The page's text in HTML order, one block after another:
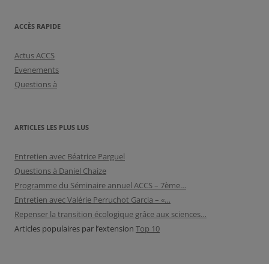
ACCÈS RAPIDE
Actus ACCS
Evenements
Questions à
ARTICLES LES PLUS LUS
Entretien avec Béatrice Parguel
Questions à Daniel Chaize
Programme du Séminaire annuel ACCS – 7ème…
Entretien avec Valérie Perruchot Garcia – «…
Repenser la transition écologique grâce aux sciences…
Articles populaires par l’extension Top 10